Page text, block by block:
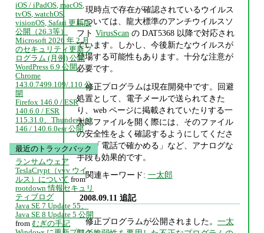
現時点で存在が確認されているウイルス
については、龍大標準のアンチウイルスソ
フトVirusScan の DAT5368 以降で対応され
ています。しかし、今後新たなウイルスが
登場する可能性もあります。十分な注意が
必要です。
修正プログラムは現在開発中です。回避
処置として、電子メールで送られてきた
り、web ページに掲載されていたりする一
太郎ファイルを開く際には、そのファイル
の安全性をよく確認するようにしてくださ
い。「電話で確かめる」など、アナログな
手段も効果的です。
関連キーワード: 一太郎
2008.09.11 追記
修正プログラムが公開されました。 一太
iOS / iPadOS, macOS,
tvOS, watchOS,
visionOS, Safari 更新版
公開（26.3等）
Microsoft 2026 年 2 月
のセキュリティ更新プ
ログラム (月例) 公開
WordPress 6.9 公開
Chrome
143.0.7499.109/.110 公
開
Firefox 146.0 / ESR
140.6.0 / ESR
115.31.0、Thunderbird
146 / 140.6.0esr 公開
最近のトラックバック
ランサムウェア
TeslaCrypt（vvv ウイ
ルス）について from
rootdown 情報セキュリ
ティブログ
Java SE 7 Update 55、
Java SE 8 Update 5 公開
from むぎの手記